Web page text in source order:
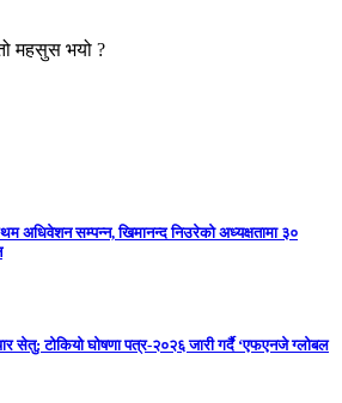
महसुस भयो ?
अधिवेशन सम्पन्न, खिमानन्द निउरेको अध्यक्षतामा ३०
सेतु: टोकियो घोषणा पत्र-२०२६ जारी गर्दै ‘एफएनजे ग्लोबल